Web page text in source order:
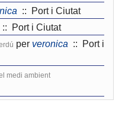
:: Port i Ciutat
:: Port i Ciutat
per veronica :: Port i
medi ambient